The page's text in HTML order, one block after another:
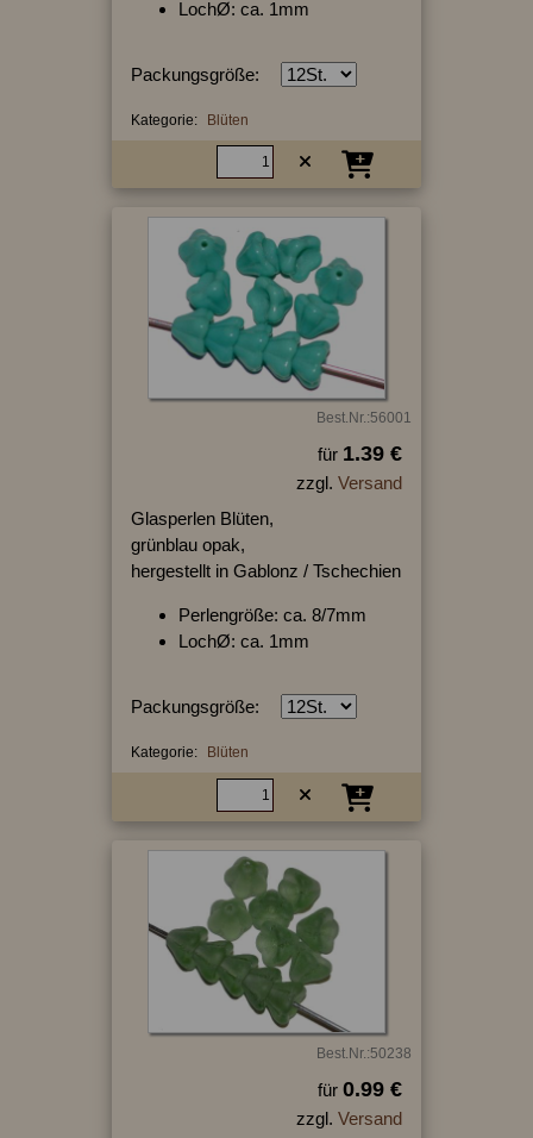
LochØ: ca. 1mm
Packungsgröße:
Kategorie: Blüten
Best.Nr.:56001
für 1.39 €
zzgl. Versand
Glasperlen Blüten,
grünblau opak,
hergestellt in Gablonz / Tschechien
Perlengröße: ca. 8/7mm
LochØ: ca. 1mm
Packungsgröße:
Kategorie: Blüten
Best.Nr.:50238
für 0.99 €
zzgl. Versand